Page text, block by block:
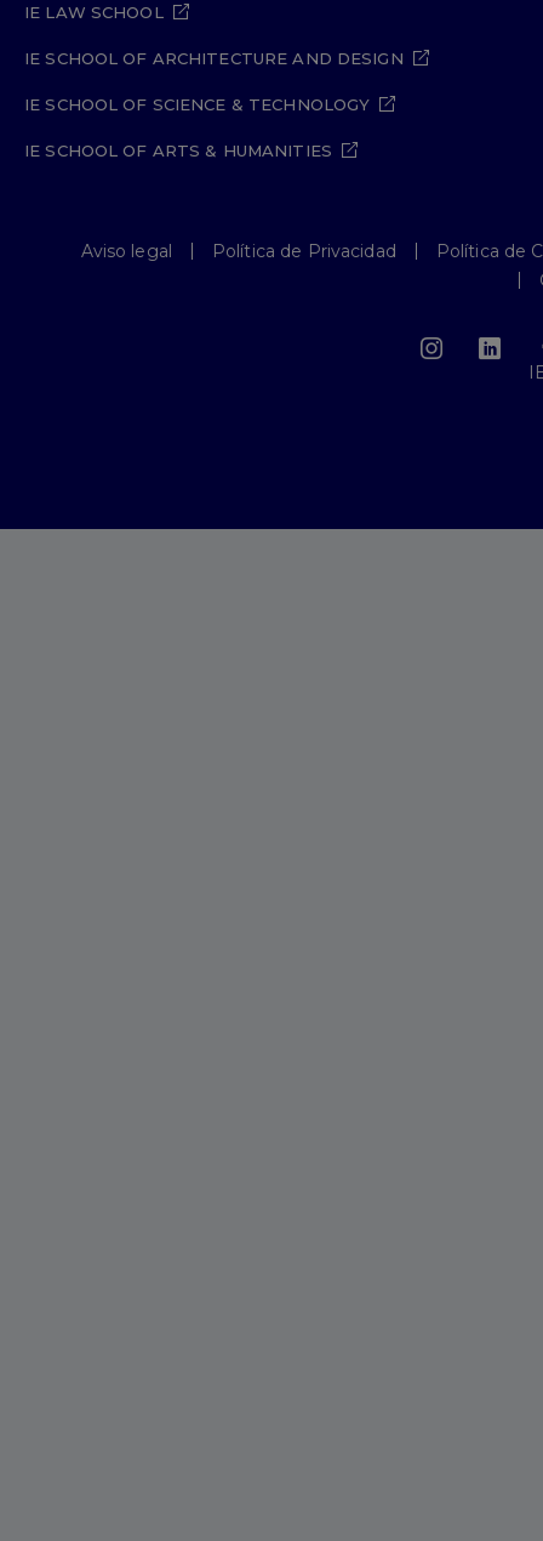
IE LAW SCHOOL
IE SCHOOL OF ARCHITECTURE AND DESIGN
IE SCHOOL OF SCIENCE & TECHNOLOGY
IE SCHOOL OF ARTS & HUMANITIES
Aviso legal Política de Privacidad
Política de